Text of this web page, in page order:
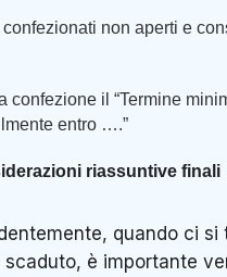
non aperti e
confezione il “Termine
entro ….”
riassuntive finali
quando ci si
è importante